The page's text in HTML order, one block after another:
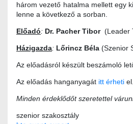
három vezető hatalma mellett egy
lenne a következő a sorban.
Előadó: Dr. Pacher Tibor(Leader
Házigazda: Lőrincz Béla (Szenior
Az előadásról készült beszámoló
Az előadás hanganyagát itt érheti el.
Minden érdeklődőt szeretettel
szenior szakosztály